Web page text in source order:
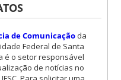
de Comunicaçãoda
Federal de Santa
é o setor responsável
de notícias no